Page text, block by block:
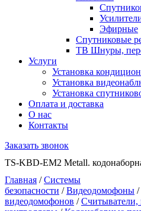
Эфирные
Спутниковые
ТВ Шнуры,
Услуги
Установка
Установка
Установка
Оплата и доставка
О нас
Контакты
Заказать звонок
TS-KBD-EM2 Metall.
Главная /Системы
безопасности /Видеодомофоны /
видеодомофонов /Считыватели,